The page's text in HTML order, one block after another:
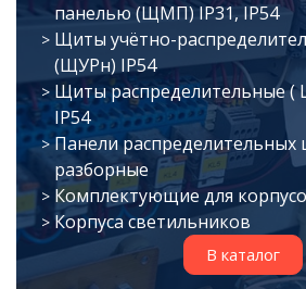
панелью (ЩМП) IP31, IP54
Щиты учётно-
(ЩУРн) IP54
Щиты распределительные
IP54
Панели
разборные
Комплектующие для
Корпуса светильников
В каталог